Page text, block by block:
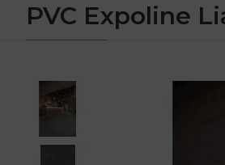
PVC Expoline